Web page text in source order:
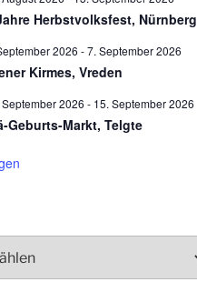
Herbstvolksfest, Nürnberg
2026 -7. September 2026
Kirmes, Vreden
September 2026 - 15. September 2026
Geburts-Markt, Telgte